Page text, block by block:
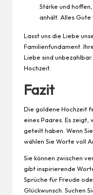
Stärke und
anhält. Alles Gute
Lasst uns die Liebe
Familienfundament.
Liebe sind
Hochzeit.
Fazit
Die goldene Hochzeit
eines Paares. Es zeigt,
geteilt haben. Wenn
wählen Sie Worte voll
Sie können zwischen
gibt inspirierende
Sprüche für Freude
Glückwunsch. Suchen